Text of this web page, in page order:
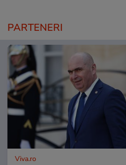
PARTENERI
Viva.ro